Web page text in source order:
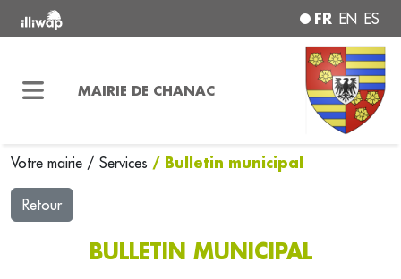
FR EN ES
MAIRIE DE CHANAC
Votre mairie / Services / Bulletin municipal
Retour
BULLETIN MUNICIPAL